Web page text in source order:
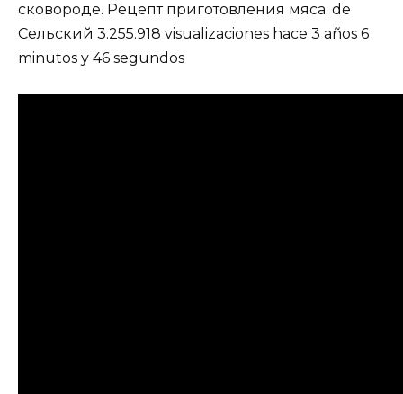
сковороде. Рецепт приготовления мяса. de
Сельский 3.255.918 visualizaciones hace 3 años 6
minutos y 46 segundos